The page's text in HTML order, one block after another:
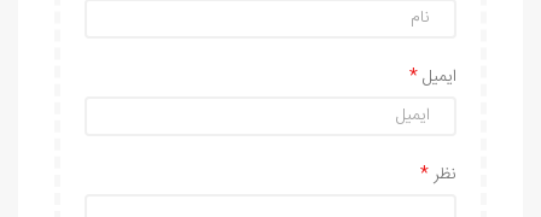
ایمیل
نظر